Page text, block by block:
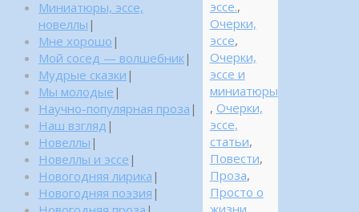
эссе.,
Очерки,
эссе,
Очерки,
эссе и
миниатюры
, Очерки,
эссе,
статьи,
Повести,
Проза,
Просто о
Миниатюры, эссе,
новеллы |
Мне хорошо |
Мой сосед — волшебник|
Мудрые сказки |
Мы молодые |
Научно-популярная проза |
Наш взгляд |
Новеллы |
Новеллы и эссе |
Новогодняя лирика |
Новогодняя поэзия |